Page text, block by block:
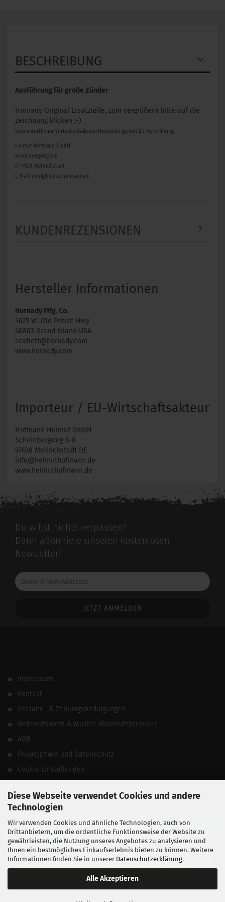
Diese Webseite verwendet Cookies und andere
Technologien
Wir verwenden Cookies und ähnliche Technologien, auch von
Drittanbietern, um die ordentliche Funktionsweise der Website zu
gewährleisten, die Nutzung unseres Angebotes zu analysieren und
Ihnen ein bestmögliches Einkaufserlebnis bieten zu können. Weitere
Informationen finden Sie in unserer Datenschutzerklärung.
Alle Akzeptieren
BESCHREIBUNG
Ausführung für große Zünder
Hornady Original Ersatzteile, zum vergrößern bitte auf die
Zeichnung klicken ;-)
Verantwortlicher Wirtschaftsakteur/Hersteller gemäß EU-Verordnung
Helmut Hofmann GmbH
Scheinbergweg 6-8
D-97638 Mellrichstadt
E-Mail: info@helmuthofmann.de
KUNDENREZENSIONEN
Hersteller Informationen
Hornady Mfg. Co.
3625 W. Old Potish Hwy
68803 Grand Island USA
scatlett@hornady.com
www.hornady.com
Importeur / EU-Wirtschaftsakteur
Hofmann Helmut GmbH
Scheinbergweg 6-8
97638 Mellrichstadt DE
info@helmuthofmann.de
www.helmuthofmann.de
Du willst nichts verpassen?
Dann abonniere unseren kostenlosen
Newsletter!
Deine
E-
Impressum
Kontakt
Versand- & Zahlungsbedingungen
Widerrufsrecht & Muster-Widerrufsformular
AGB
Privatsphäre und Datenschutz
Cookie Einstellungen
Vertrag widerrufen